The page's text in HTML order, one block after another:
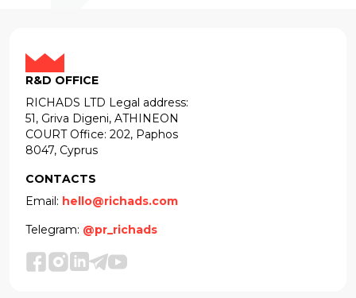
R&D OFFICE
RICHADS LTD Legal address:
51, Griva Digeni, ATHINEON
COURT Office: 202, Paphos
8047, Cyprus
CONTACTS
Email: hello@richads.com
Telegram: @pr_richads